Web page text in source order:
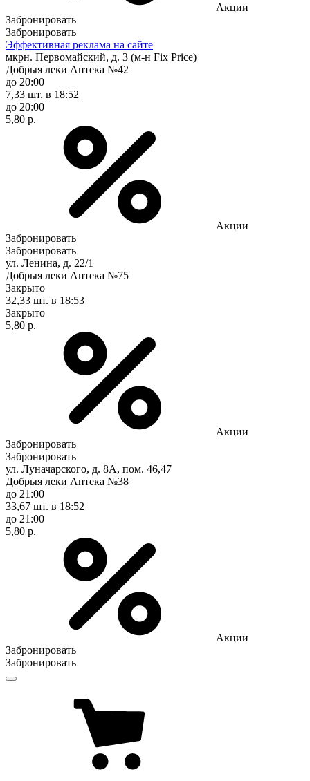
Акции
Забронировать
Забронировать
Эффективная реклама на сайте
мкрн. Первомайский, д. 3 (м-н Fix Рrice)
Добрыя леки Аптека №42
до 20:00
7,33 шт. в 18:52
до 20:00
5,80 р.
Акции
Забронировать
Забронировать
ул. Ленина, д. 22/1
Добрыя леки Аптека №75
Закрыто
32,33 шт. в 18:53
Закрыто
5,80 р.
Акции
Забронировать
Забронировать
ул. Луначарского, д. 8А, пом. 46,47
Добрыя леки Аптека №38
до 21:00
33,67 шт. в 18:52
до 21:00
5,80 р.
Акции
Забронировать
Забронировать